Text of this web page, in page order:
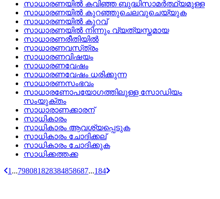
സാധാരണയില്‍ കവിഞ്ഞ ബുദ്ധിസാമര്‍ത്ഥ്യമുള്ള
സാധാരണയില്‍ കുറഞ്ഞുചെലവുചെയ്യുക
സാധാരണയില്‍ കുറവ്
സാധാരണയില്‍ നിന്നും വ്യത്യസ്തമായ
സാധാരണരീതിയില്‍
സാധാരണവസ്‌ത്രം
സാധാരണവിഷയം
സാധാരണവേഷം
സാധാരണവേഷം ധരിക്കുന്ന
സാധാരണസംഭവം
സാധാരണോപയോഗത്തിലുള്ള സോഡിയം
സംയുക്തം
സാധാരാണക്കാരന്
സാധികാരം
സാധികാരം ആവശ്യപ്പെടുക
സാധികാരം ചോദിക്കല്
സാധികാരം ചോദിക്കുക
സാധിക്കത്തക്ക
1 ...798081828384858687...184